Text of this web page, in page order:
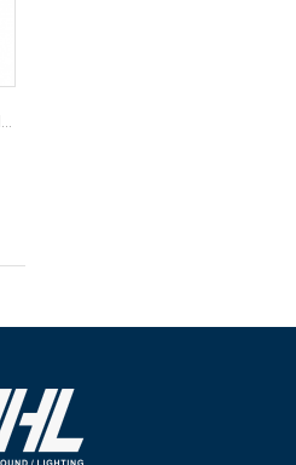
#HA602 / HA802 / HA1002 / HA1202 | FDB